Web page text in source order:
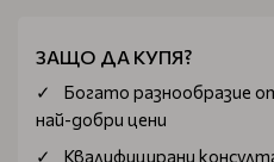
ЗАЩО ДА КУПЯ?
Богатo разнообразие
най-добри цени
Квалифицирани